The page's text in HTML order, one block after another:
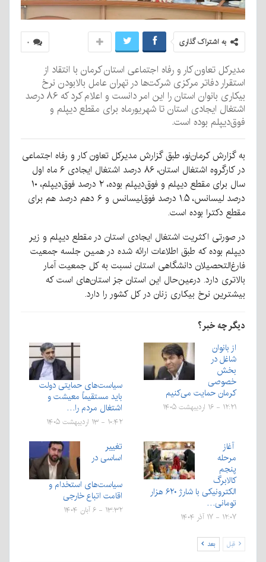
۰ به اشتراک گذاری
مدیرکل تعاون کار و رفاه اجتماعی استان کرمان با انتقاد از
استقرار دفاتر مرکزی شرکت‌ها در تهران عامل بالابودن نرخ
بیکاری بانوان استان را این امر دانست و اعلام کرد که ۸۶ درصد
اشتغال ایجادی استان تا شهریورماه برای مقطع دیپلم و
فوق‌دیپلم بوده است.
به گزارش کرمان‌نو، طبق گزارش مدیرکل تعاون کار و رفاه اجتماعی
در کارگروه اشتغال استان، ۸۶ درصد اشتغال ایجادی ۶ ماه اول
سال برای مقطع دیپلم و فوق‌دیپلم بوده، ۲ درصد فوق‌دیپلم، ۱۰
درصد لیسانس، ۱.۵ درصد فوق‌لیسانس و ۶ دهم درصد هم برای
مقطع دکترا بوده است.
در صورتی اکثریت اشتغال ایجادی استان در مقطع دیپلم و زیر
دیپلم بوده که طبق اطلاعات ارائه شده در همین جلسه جمعیت
فارغ‌التحصیلان دانشگاهی استان نسبت به کل جمعیت آمار
بالاتری دارد. درعین‌حال این استان جز استان‌های است که
بیشترین نرخ بیکاری زنان در کل کشور را دارد.
دیگر چه خبر؟
از بانوان
شاغل در
بخش
خصوصی
کرمان حمایت می‌کنیم
۱۲:۲۱ - ۱۶ اردیبهشت ۱۴۰۵
سیاست‌های حمایتی دولت
باید مستقیماً معیشت و
اشتغال مردم را…
۱۰:۴۲ - ۱۳ اردیبهشت ۱۴۰۵
آغاز
مرحله
پنجم
کالابرگ
الکترونیکی با شارژ ۶۲۰ هزار
تومانی…
۱۲:۰۷ - ۱۷ آذر ۱۴۰۴
تغییر
اساسی در
سیاست‌های استخدام و
اقامت اتباع خارجی
۱۳:۳۲ - ۶ آبان ۱۴۰۴
قبل بعد